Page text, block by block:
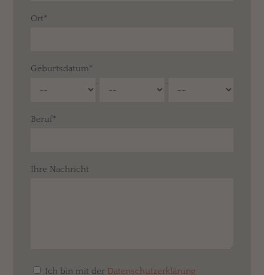
Ort*
Geburtsdatum*
-
-
Beruf*
Ihre Nachricht
Ich bin mit der Datenschutzerklärung